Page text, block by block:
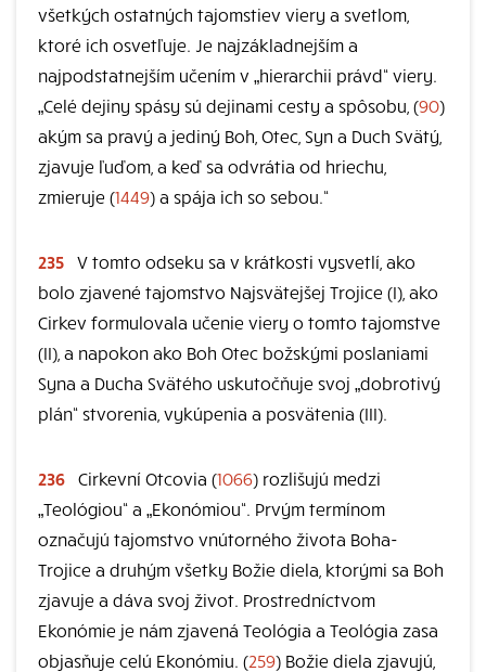
všetkých ostatných tajomstiev viery a svetlom,
ktoré ich osvetľuje. Je najzákladnejším a
najpodstatnejším učením v „hierarchii právd“ viery.
„Celé dejiny spásy sú dejinami cesty a spôsobu, (90)
akým sa pravý a jediný Boh, Otec, Syn a Duch Svätý,
zjavuje ľuďom, a keď sa odvrátia od hriechu,
zmieruje (1449) a spája ich so sebou.“
235 V tomto odseku sa v krátkosti vysvetlí, ako
bolo zjavené tajomstvo Najsvätejšej Trojice (I), ako
Cirkev formulovala učenie viery o tomto tajomstve
(II), a napokon ako Boh Otec božskými poslaniami
Syna a Ducha Svätého uskutočňuje svoj „dobrotivý
plán“ stvorenia, vykúpenia a posvätenia (III).
236 Cirkevní Otcovia (1066) rozlišujú medzi
„Teológiou“ a „Ekonómiou“. Prvým termínom
označujú tajomstvo vnútorného života Boha-
Trojice a druhým všetky Božie diela, ktorými sa Boh
zjavuje a dáva svoj život. Prostredníctvom
Ekonómie je nám zjavená Teológia a Teológia zasa
objasňuje celú Ekonómiu. (259) Božie diela zjavujú,